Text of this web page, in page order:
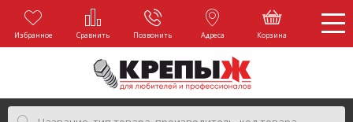
Избранное Сравнить Позвонить Адреса Корзина